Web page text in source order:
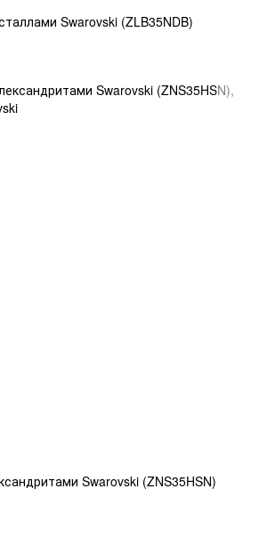
Swarovski (ZLB35NDB)
Swarovski (ZNS35HSN)